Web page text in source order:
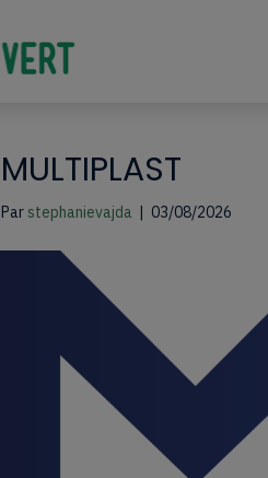
MULTIPLAST
Par stephanievajda | 03/08/2026